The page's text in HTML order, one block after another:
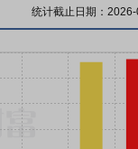
统计截止日期：